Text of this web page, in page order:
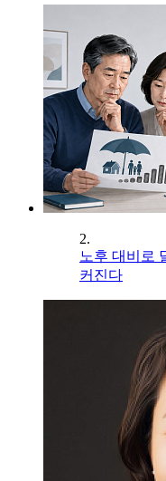
2.
노후 대비로
커진다